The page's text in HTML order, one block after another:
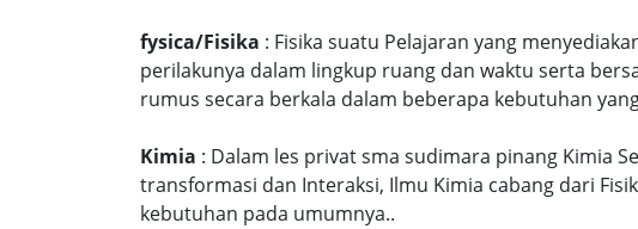
fysica/Fisika : Fisika suatu Pelajaran yang
perilakunya dalam lingkup ruang dan waktu serta
rumus secara berkala dalam beberapa kebutuhan
Kimia : Dalam les privat sma sudimara pinang Kimia
transformasi dan Interaksi, Ilmu Kimia cabang dari
kebutuhan pada umumnya..